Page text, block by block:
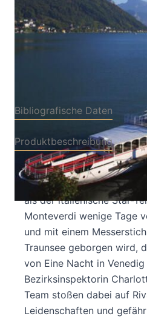
Verlag: Verlag Federfrei
Buch
Bibliografische Daten
Produktbeschreibung
In Gmunden laufen die
Johann Strauß-Festtage
als der italienische Star-
Monteverdi wenige Tage
und mit einem
Traunsee geborgen wird,
von Eine Nacht in
Bezirksinspektorin
Team stoßen dabei auf
Leidenschaften und